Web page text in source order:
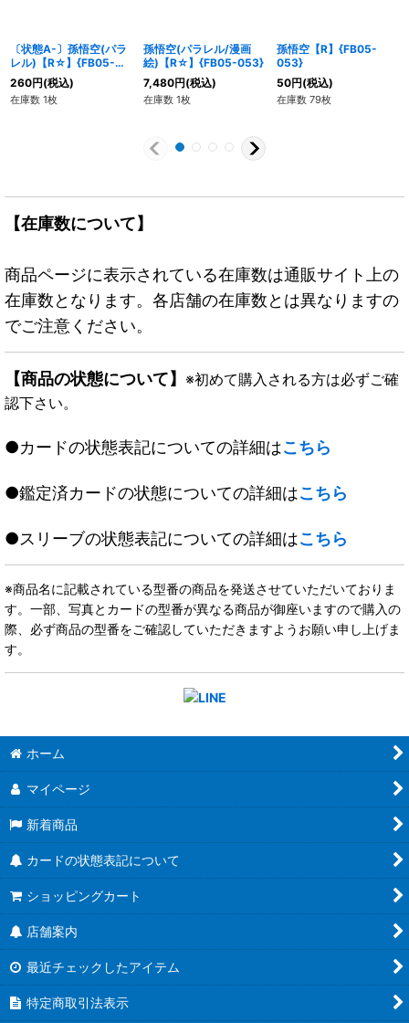
〔状態A-〕孫悟空(パラ
レル)【R☆】{FB05-
053}
260円(税込)
在庫数 1枚
孫悟空(パラレル/漫画
絵)【R☆】{FB05-053}
7,480円(税込)
在庫数 1枚
孫悟空【R】{FB05-
053}
50円(税込)
在庫数 79枚
【在庫数について】
商品ページに表示されている在庫数は通販サイト上の
在庫数となります。各店舗の在庫数とは異なりますの
でご注意ください。
【商品の状態について】 ※初めて購入される方は必ずご確
認下さい。
●カードの状態表記についての詳細はこちら
●鑑定済カードの状態についての詳細はこちら
●スリーブの状態表記についての詳細はこちら
※商品名に記載されている型番の商品を発送させていただいておりま
す。一部、写真とカードの型番が異なる商品が御座いますので購入の
際、必ず商品の型番をご確認していただきますようお願い申し上げま
す。
ホーム
マイページ
新着商品
カードの状態表記について
ショッピングカート
店舗案内
最近チェックしたアイテム
特定商取引法表示